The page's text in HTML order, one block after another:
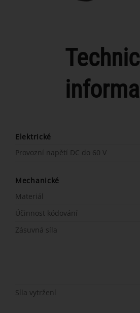
Elektrické
Provozní napětí DC do 60 V
Mechanické
Materiál
Účinnost kódování
Zásuvná síla
Síla vytržení